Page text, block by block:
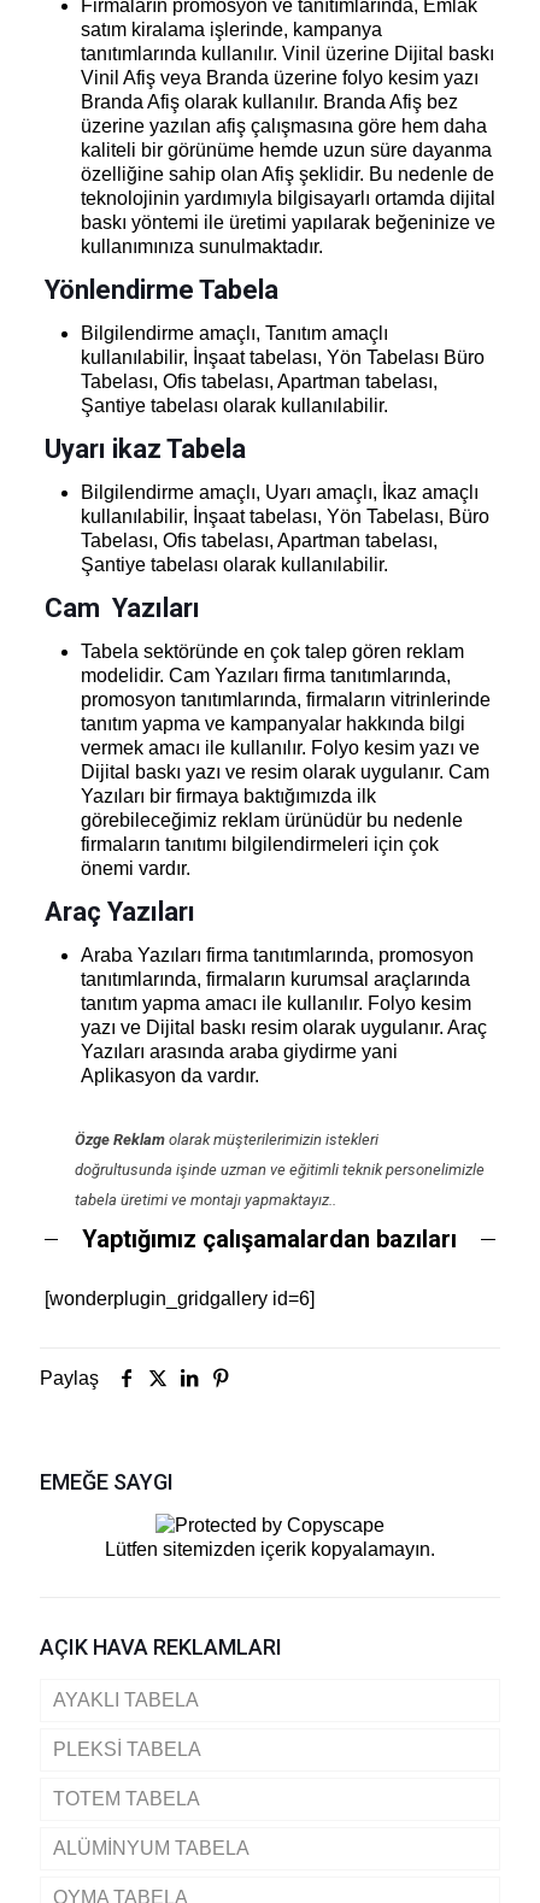
Firmaların promosyon ve tanıtımlarında, Emlak
satım kiralama işlerinde, kampanya
tanıtımlarında kullanılır. Vinil üzerine Dijital baskı
Vinil Afiş veya Branda üzerine folyo kesim yazı
Branda Afiş olarak kullanılır. Branda Afiş bez
üzerine yazılan afiş çalışmasına göre hem daha
kaliteli bir görünüme hemde uzun süre dayanma
özelliğine sahip olan Afiş şeklidir. Bu nedenle de
teknolojinin yardımıyla bilgisayarlı ortamda dijital
baskı yöntemi ile üretimi yapılarak beğeninize ve
kullanımınıza sunulmaktadır.
Yönlendirme Tabela
Bilgilendirme amaçlı, Tanıtım amaçlı
kullanılabilir, İnşaat tabelası, Yön Tabelası Büro
Tabelası, Ofis tabelası, Apartman tabelası,
Şantiye tabelası olarak kullanılabilir.
Uyarı ikaz Tabela
Bilgilendirme amaçlı, Uyarı amaçlı, İkaz amaçlı
kullanılabilir, İnşaat tabelası, Yön Tabelası, Büro
Tabelası, Ofis tabelası, Apartman tabelası,
Şantiye tabelası olarak kullanılabilir.
Cam Yazıları
Tabela sektöründe en çok talep gören reklam
modelidir. Cam Yazıları firma tanıtımlarında,
promosyon tanıtımlarında, firmaların vitrinlerinde
tanıtım yapma ve kampanyalar hakkında bilgi
vermek amacı ile kullanılır. Folyo kesim yazı ve
Dijital baskı yazı ve resim olarak uygulanır. Cam
Yazıları bir firmaya baktığımızda ilk
görebileceğimiz reklam ürünüdür bu nedenle
firmaların tanıtımı bilgilendirmeleri için çok
önemi vardır.
Araç Yazıları
Araba Yazıları firma tanıtımlarında, promosyon
tanıtımlarında, firmaların kurumsal araçlarında
tanıtım yapma amacı ile kullanılır. Folyo kesim
yazı ve Dijital baskı resim olarak uygulanır. Araç
Yazıları arasında araba giydirme yani
Aplikasyon da vardır.
Özge Reklamolarak müşterilerimizin istekleri
doğrultusunda işinde uzman ve eğitimli teknik personelimizle
tabela üretimi ve montajı yapmaktayız..
Yaptığımız çalışamalardan bazıları
[wonderplugin_gridgallery id=6]
Paylaş
EMEĞE SAYGI
Lütfen sitemizden içerik kopyalamayın.
AÇIK HAVA REKLAMLARI
AYAKLI TABELA
PLEKSİ TABELA
TOTEM TABELA
ALÜMİNYUM TABELA
OYMA TABELA